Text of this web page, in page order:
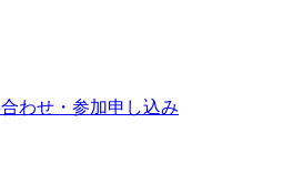
わせ・参加申し込み